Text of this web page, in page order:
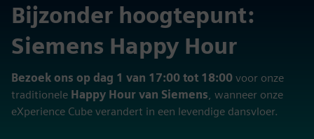
Bijzonder hoogtepunt:
Siemens Happy Hour
Bezoek ons op dag 1 van 17:00 tot 18:00 voor onze
traditionele Happy Hour van Siemens , wanneer onze
eXperience Cube verandert in een levendige dansvloer.